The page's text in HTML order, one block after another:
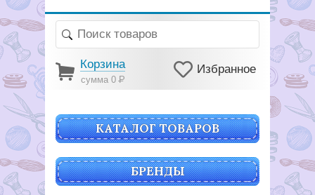
Корзина
сумма 0Р
Избранное
КАТАЛОГ ТОВАРОВ
БРЕНДЫ